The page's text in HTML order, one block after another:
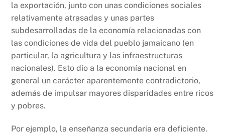
la exportación, junto con unas condiciones sociales
relativamente atrasadas y unas partes
subdesarrolladas de la economía relacionadas con
las condiciones de vida del pueblo jamaicano (en
particular, la agricultura y las infraestructuras
nacionales). Esto dio a la economía nacional en
general un carácter aparentemente contradictorio,
además de impulsar mayores disparidades entre ricos
y pobres.
Por ejemplo, la enseñanza secundaria era deficiente.